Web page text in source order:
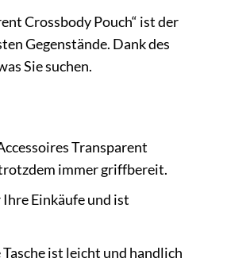
Crossbody Pouch“ ist der
Gegenstände. Dank des
Sie suchen.
Transparent
trotzdem immer griffbereit.
Einkäufe und ist
ist leicht und handlich